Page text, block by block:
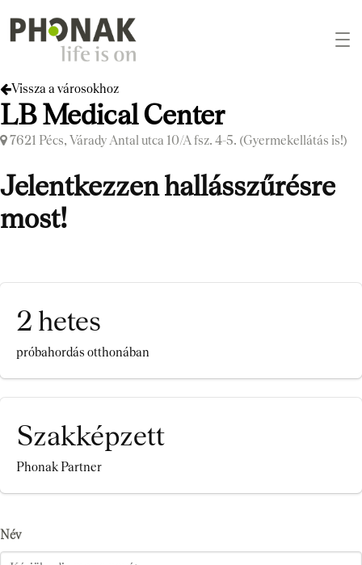
Vissza a városokhoz
LB Medical Center
7621 Pécs, Várady Antal utca 10/A fsz. 4-5. (Gyermekellátás is!)
Jelentkezzen hallásszűrésre
most!
2 hetes
próbahordás otthonában
Szakképzett
Phonak Partner
Név